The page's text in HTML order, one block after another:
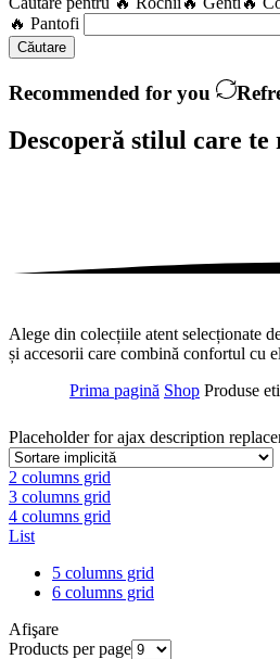
🔥 Pantofi
Căutare
Recommended for you
Descoperă stilul care te
Alege din colecțiile atent selecționate
și accesorii care combină confortul cu
Prima pagină Shop Produse
Placeholder for ajax description
2 columns grid
3 columns grid
4 columns grid
List
5 columns grid
6 columns grid
Afişare
Products per page